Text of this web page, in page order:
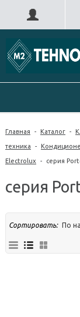
Главная - Каталог -
техника -
Electrolux - серия
серия
Сортировать: По